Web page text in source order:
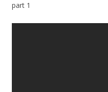
part 1